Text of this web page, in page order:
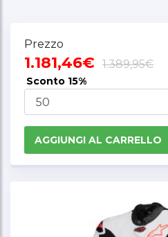
Prezzo
1.181,46€ 1.389,95€
Sconto 15%
AGGIUNGI AL CARRELLO